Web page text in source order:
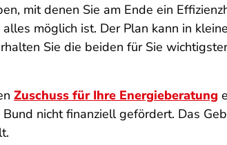
mit denen Sie am Ende ein
möglich ist. Der Plan kann in
Sie die beiden für Sie
Zuschuss für Ihre Energieberatung
nicht finanziell gefördert. Das